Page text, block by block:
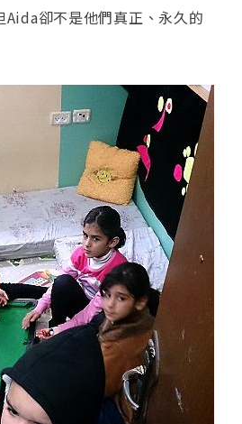
卻不是他們真正、永久的